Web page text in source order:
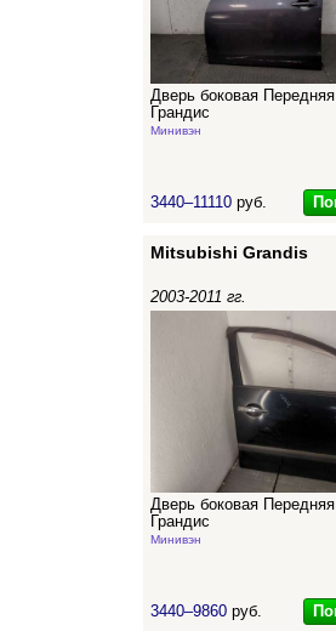
Дверь боковая
Грандис
Минивэн
3440–11110 руб.
Mitsubishi Grandis
2003-2011 гг.
Дверь боковая
Грандис
Минивэн
3440–9860 руб.